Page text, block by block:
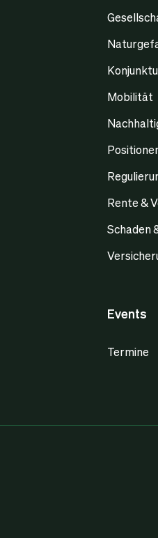
Mobilität
Rente &
Schaden
Events
Termine